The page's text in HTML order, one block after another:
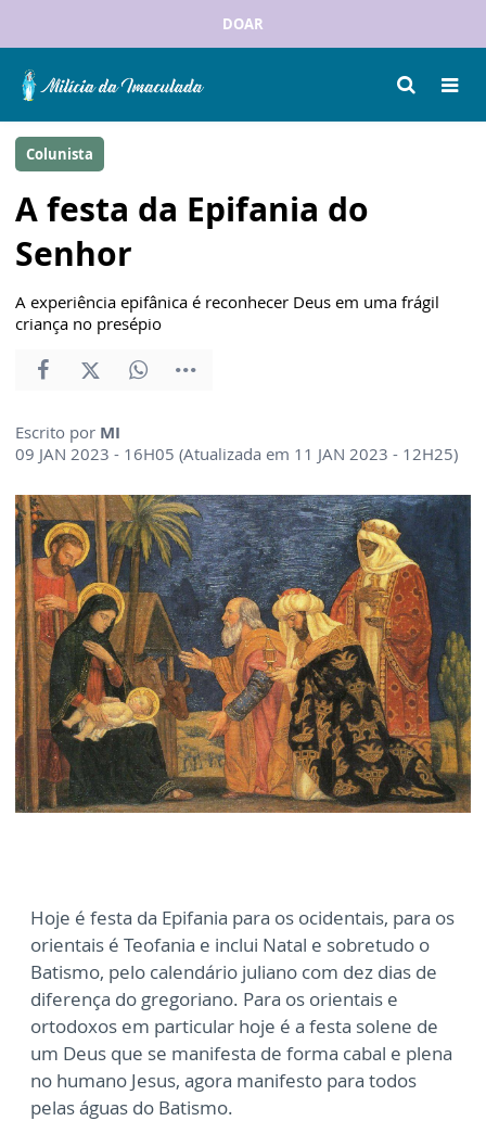
DOAR
Colunista
A festa da Epifania do
Senhor
A experiência epifânica é reconhecer Deus em uma frágil
criança no presépio
Escrito por MI
09 JAN 2023 - 16H05 (Atualizada em 11 JAN 2023 - 12H25)
Hoje é festa da Epifania para os ocidentais, para os
orientais é Teofania e inclui Natal e sobretudo o
Batismo, pelo calendário juliano com dez dias de
diferença do gregoriano. Para os orientais e
ortodoxos em particular hoje é a festa solene de
um Deus que se manifesta de forma cabal e plena
no humano Jesus, agora manifesto para todos
pelas águas do Batismo.